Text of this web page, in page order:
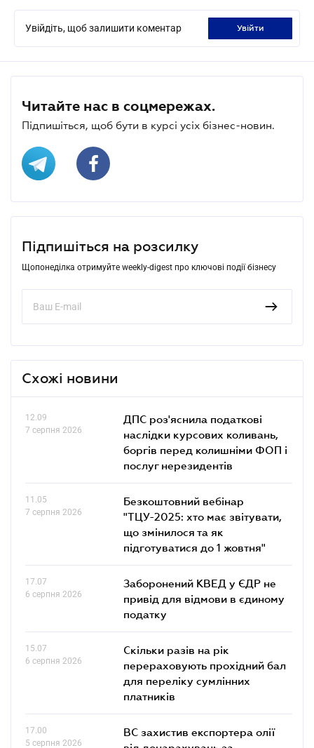
Увійдіть, щоб залишити коментар увійти
Читайте нас в соцмережах.
Підпишіться, щоб бути в курсі усіх бізнес-новин.
Підпишіться на розсилку
Щопонеділка отримуйте weekly-digest про ключові події бізнесу
Схожі новини
12.09
7 серпня 2026
ДПС роз'яснила податкові
наслідки курсових коливань,
боргів перед колишніми ФОП і
послуг нерезидентів
11.05
7 серпня 2026
Безкоштовний вебінар
"ТЦУ-2025: хто має звітувати,
що змінилося та як
підготуватися до 1 жовтня"
17.07
6 серпня 2026
Заборонений КВЕД у ЄДР не
привід для відмови в єдиному
податку
15.07
6 серпня 2026
Скільки разів на рік
перераховують прохідний бал
для переліку сумлінних
платників
17.00
5 серпня 2026
ВС захистив експортера олії